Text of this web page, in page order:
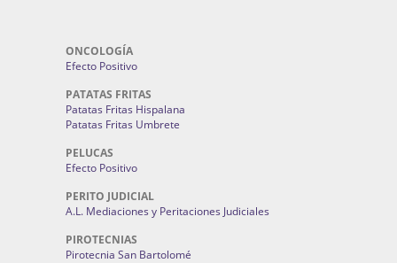
ONCOLOGÍA
Efecto Positivo
PATATAS FRITAS
Patatas Fritas Hispalana
Patatas Fritas Umbrete
PELUCAS
Efecto Positivo
PERITO JUDICIAL
A.L. Mediaciones y Peritaciones Judiciales
PIROTECNIAS
Pirotecnia San Bartolomé